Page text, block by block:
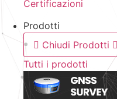
Certificazioni
Prodotti
Chiudi Prodotti
Tutti i prodotti